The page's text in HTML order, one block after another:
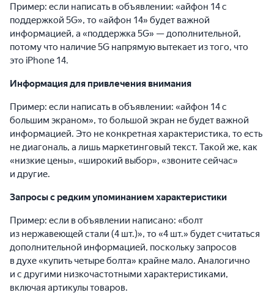
Пример: если написать в объявлении: «айфон 14 с
поддержкой 5G», то «айфон 14» будет важной
информацией, а «поддержка 5G» — дополнительной,
потому что наличие 5G напрямую вытекает из того, что
это iPhone 14.
Информация для привлечения внимания
Пример: если написать в объявлении: «айфон 14 с
большим экраном», то большой экран не будет важной
информацией. Это не конкретная характеристика, то есть
не диагональ, а лишь маркетинговый текст. Такой же, как
«низкие цены», «широкий выбор», «звоните сейчас»
и другие.
Запросы с редким упоминанием характеристики
Пример: если в объявлении написано: «болт
из нержавеющей стали (4 шт.)», то «4 шт.» будет считаться
дополнительной информацией, поскольку запросов
в духе «купить четыре болта» крайне мало. Аналогично
и с другими низкочастотными характеристиками,
включая артикулы товаров.